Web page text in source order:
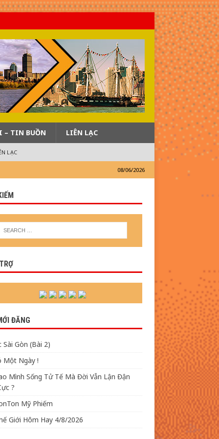
– TIN BUỒN LIÊN LẠC
LẠC
08/06/2026
ĐĂNG
Sài Gòn (Bài 2)
Một Ngày !
Mình Sống Tử Tế Mà Đời Vẫn Lận Đận
?
Mỹ Phiếm
Giới Hôm Hay 4/8/2026